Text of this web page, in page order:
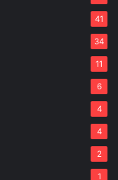
41
34
11
6
4
4
2
1